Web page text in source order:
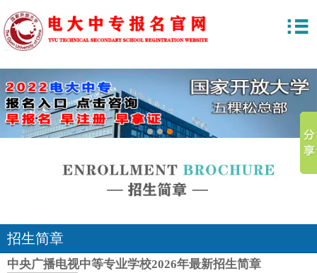
2 3
招生简章
中央广播电视中等专业学校2026年最新招生简章